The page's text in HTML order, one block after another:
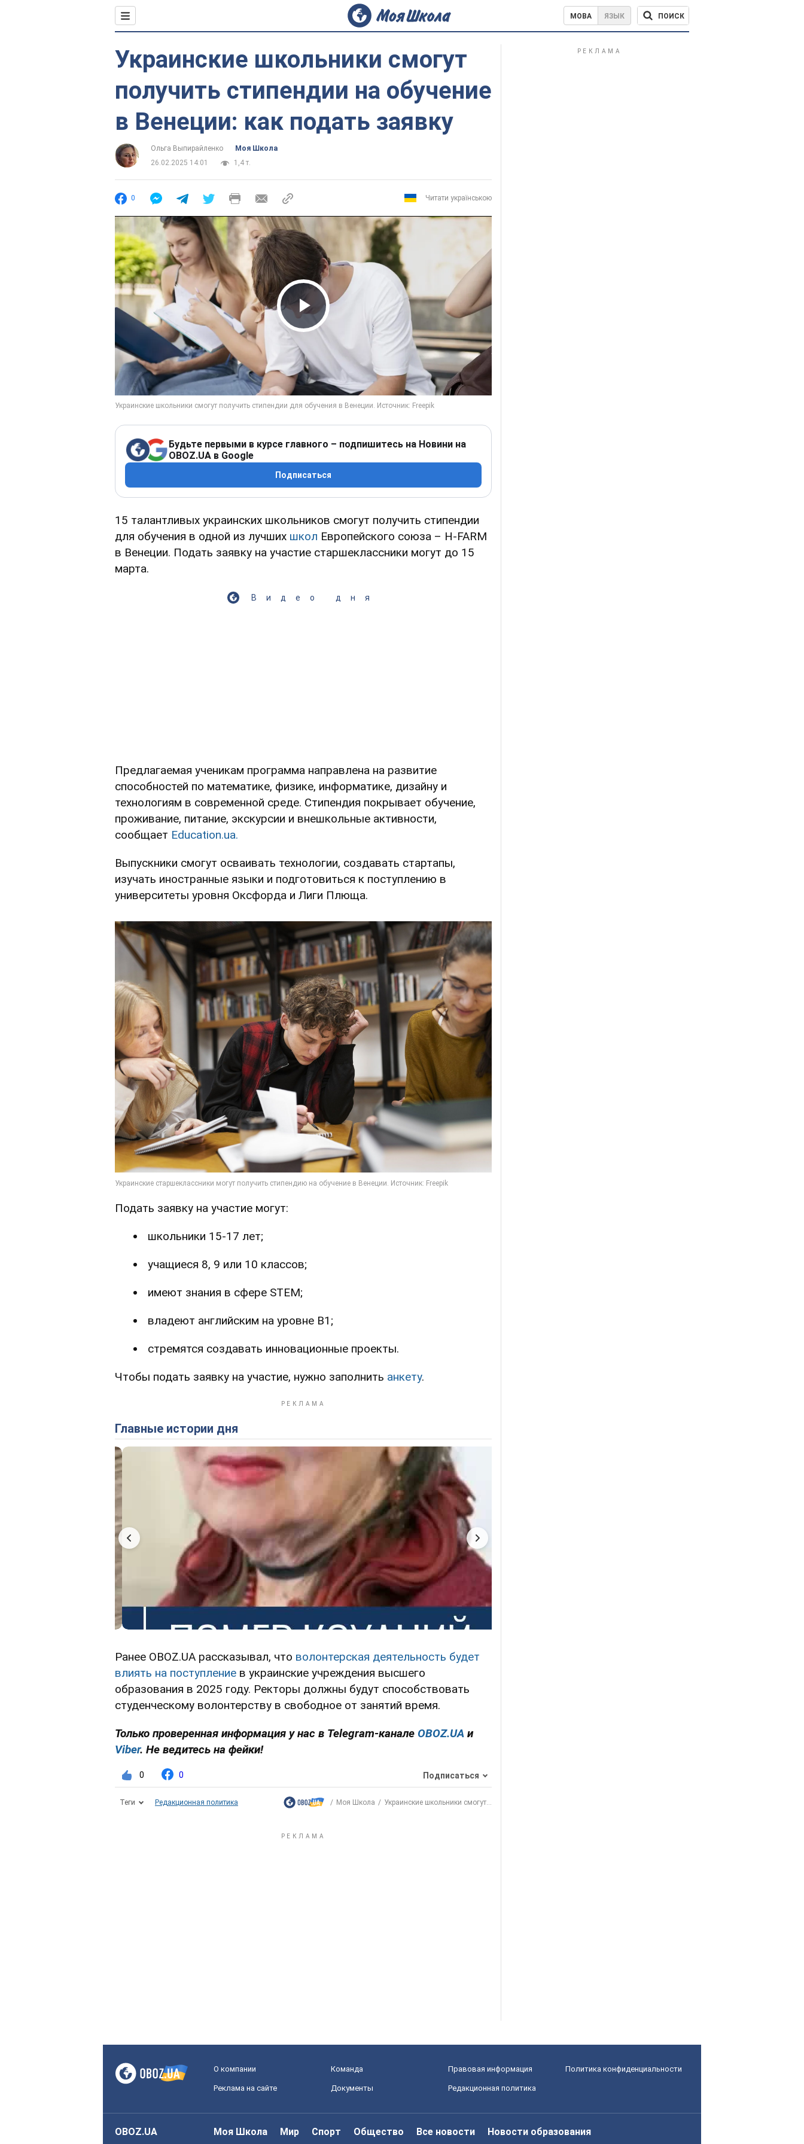
МОВА ЯЗЫК ПОИСК
Украинские школьники смогут
получить стипендии на обучение
в Венеции: как подать заявку
Ольга Выпирайленко
Моя Школа
26.02.2025 14:01
1,4 т.
0 Читати українською
Play Video
Будьте первыми в курсе главного – подпишитесь на Новини на
OBOZ.UA в Google
Подписаться
15 талантливых украинских школьников смогут получить стипендии
для обучения в одной из лучших школ Европейского союза – H-FARM
в Венеции. Подать заявку на участие старшеклассники могут до 15
марта.
Видео дня
Предлагаемая ученикам программа направлена на развитие
способностей по математике, физике, информатике, дизайну и
технологиям в современной среде. Стипендия покрывает обучение,
проживание, питание, экскурсии и внешкольные активности,
сообщает Еducation.ua.
Выпускники смогут осваивать технологии, создавать стартапы,
изучать иностранные языки и подготовиться к поступлению в
университеты уровня Оксфорда и Лиги Плюща.
Подать заявку на участие могут:
школьники 15-17 лет;
учащиеся 8, 9 или 10 классов;
имеют знания в сфере STEM;
владеют английским на уровне B1;
стремятся создавать инновационные проекты.
Чтобы подать заявку на участие, нужно заполнить анкету.
Главные истории дня
Ранее OBOZ.UA рассказывал, что волонтерская деятельность будет
влиять на поступление в украинские учреждения высшего
образования в 2025 году. Ректоры должны будут способствовать
студенческому волонтерству в свободное от занятий время.
Только проверенная информация у нас в Telegram-канале OBOZ.UA и
Viber. Не ведитесь на фейки!
0 0 Подписаться
Теги Редакционная политика Моя Школа Украинские школьники смогут...
О компании Команда Правовая информация Политика конфиденциальности
Реклама на сайте Документы Редакционная политика
OBOZ.UA Моя Школа Мир Спорт Общество Все новости Новости образования